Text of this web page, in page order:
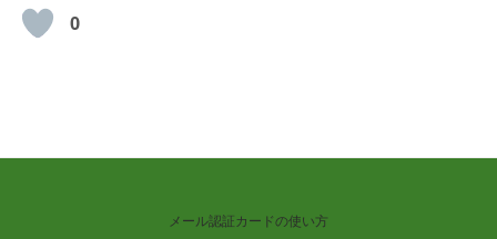
0
メール認証カードの使い方